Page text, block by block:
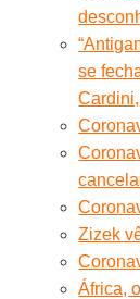
se
Zizek
África,